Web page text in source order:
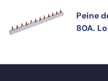
Peine
80A.